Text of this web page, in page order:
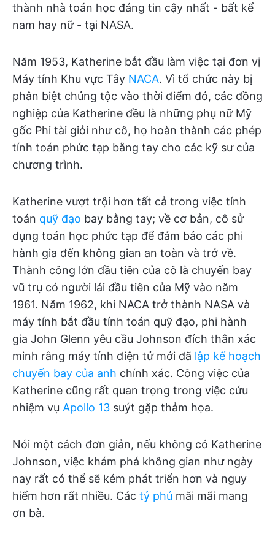
thành nhà toán học đáng tin cậy nhất - bất kể
nam hay nữ - tại NASA.
Năm 1953, Katherine bắt đầu làm việc tại đơn vị
Máy tính Khu vực Tây NACA. Vì tổ chức này bị
phân biệt chủng tộc vào thời điểm đó, các đồng
nghiệp của Katherine đều là những phụ nữ Mỹ
gốc Phi tài giỏi như cô, họ hoàn thành các phép
tính toán phức tạp bằng tay cho các kỹ sư của
chương trình.
Katherine vượt trội hơn tất cả trong việc tính
toán quỹ đạo bay bằng tay; về cơ bản, cô sử
dụng toán học phức tạp để đảm bảo các phi
hành gia đến không gian an toàn và trở về.
Thành công lớn đầu tiên của cô là chuyến bay
vũ trụ có người lái đầu tiên của Mỹ vào năm
1961. Năm 1962, khi NACA trở thành NASA và
máy tính bắt đầu tính toán quỹ đạo, phi hành
gia John Glenn yêu cầu Johnson đích thân xác
minh rằng máy tính điện tử mới đã lập kế hoạch
chuyến bay của anh chính xác. Công việc của
Katherine cũng rất quan trọng trong việc cứu
nhiệm vụ Apollo 13 suýt gặp thảm họa.
Nói một cách đơn giản, nếu không có Katherine
Johnson, việc khám phá không gian như ngày
nay rất có thể sẽ kém phát triển hơn và nguy
hiểm hơn rất nhiều. Các tỷ phú mãi mãi mang
ơn bà.